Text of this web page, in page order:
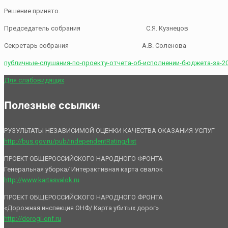
Решение принято.
Председатель собрания С.Я. Кузнецов
Секретарь собрания А.В. Соленова
публичные-слушания-по-проекту-отчета-об-исполнении-бюджета-за-
Для слабовидящих
Полезные ссылки:
РУЗУЛЬТАТЫ НЕЗАВИСИМОЙ ОЦЕНКИ КАЧЕСТВА ОКАЗАНИЯ УСЛУГ
http://bus.gov.ru/pub/independentRating/list
ПРОЕКТ ОБЩЕРОССИЙСКОГО НАРОДНОГО ФРОНТА
Генеральная уборка/ Интерактивная карта свалок
http://www.kartasvalok.ru
ПРОЕКТ ОБЩЕРОССИЙСКОГО НАРОДНОГО ФРОНТА
«Дорожная инспекция ОНФ/ Карта убитых дорог»
http://dorogi-onf.ru